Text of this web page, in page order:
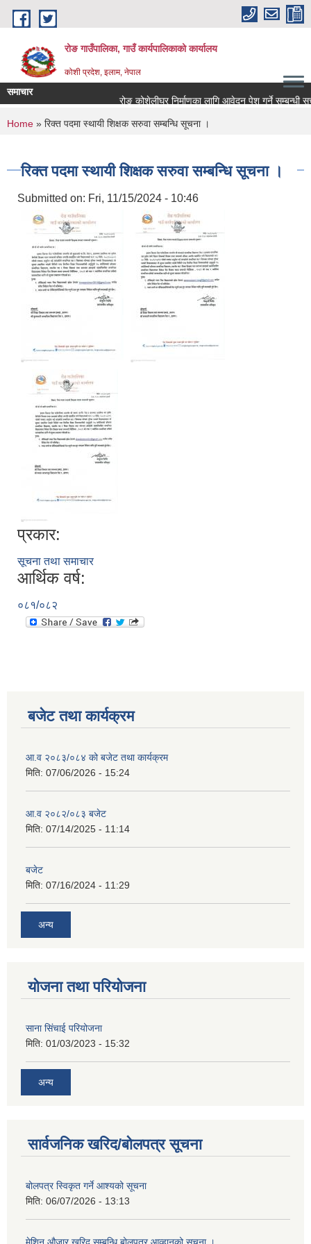
Skip to main content
रोङ गाउँपालिका, गाउँ कार्यपालिकाको कार्यालय
कोशी प्रदेश, इलाम, नेपाल
समाचार
रोङ कोशेलीघर निर्माणका लागि आवेदन पेश गर्ने सम्बन्धी
You are here
Home » रिक्त पदमा स्थायी शिक्षक सरुवा सम्बन्धि सूचना ।
रिक्त पदमा स्थायी शिक्षक सरुवा सम्बन्धि सूचना ।
Submitted on: Fri, 11/15/2024 - 10:46
प्रकार:
सूचना तथा समाचार
आर्थिक वर्ष:
०८१/०८२
बजेट तथा कार्यक्रम
आ.व २०८३/०८४ को बजेट तथा कार्यक्रम
मिति: 07/06/2026 - 15:24
आ.व २०८२/०८३ बजेट
मिति: 07/14/2025 - 11:14
बजेट
मिति: 07/16/2024 - 11:29
अन्य
योजना तथा परियोजना
साना सिंचाई परियोजना
मिति: 01/03/2023 - 15:32
अन्य
सार्वजनिक खरिद/बोलपत्र सूचना
बोलपत्र स्विकृत गर्ने आश्यको सूचना
मिति: 06/07/2026 - 13:13